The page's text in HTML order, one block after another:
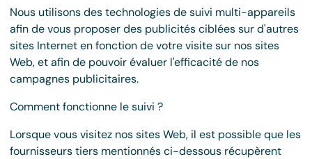
Nous utilisons des technologies de suivi multi-appareils
afin de vous proposer des publicités ciblées sur d'autres
sites Internet en fonction de votre visite sur nos sites
Web, et afin de pouvoir évaluer l'efficacité de nos
campagnes publicitaires.
Comment fonctionne le suivi ?
Lorsque vous visitez nos sites Web, il est possible que les
fournisseurs tiers mentionnés ci-dessous récupèrent